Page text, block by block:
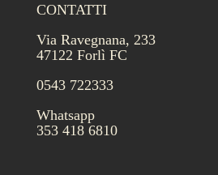
CONTATTI
Via Ravegnana, 233
47122 Forlì FC
0543 722333
Whatsapp
353 418 6810